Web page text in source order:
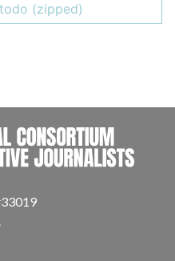
(zipped)